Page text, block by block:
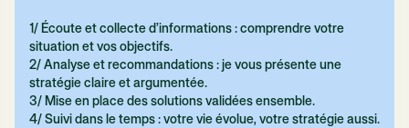
1/ Écoute et collecte d’informations : comprendre votre
situation et vos objectifs.
2/ Analyse et recommandations : je vous présente une
stratégie claire et argumentée.
3/ Mise en place des solutions validées ensemble.
4/ Suivi dans le temps : votre vie évolue, votre stratégie aussi.